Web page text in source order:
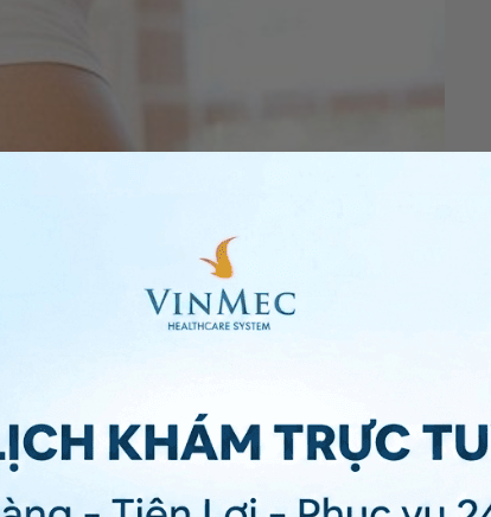
trạng sức khỏe của bạn mà là do các loại